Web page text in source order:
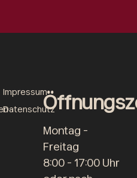
Impressum
Datenschutz
Montag -
Freitag
8:00 - 17:00 Uhr